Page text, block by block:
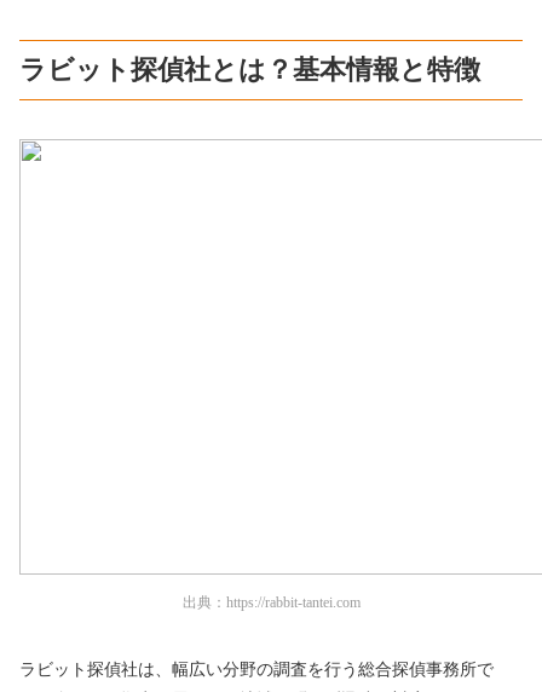
ラビット探偵社とは？基本情報と特徴
出典： https://rabbit-tantei.com
ラビット探偵社は、幅広い分野の調査を行う総合探偵事務所で